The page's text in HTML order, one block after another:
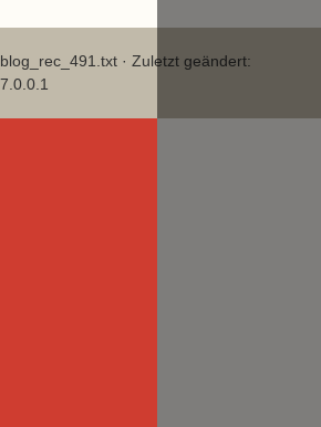
· Zuletzt geändert: